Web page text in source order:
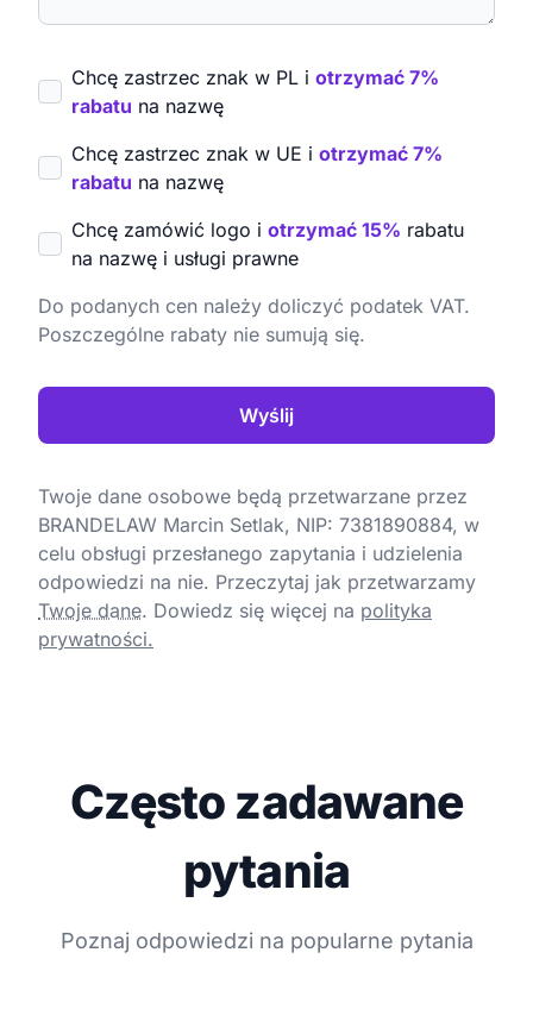
Chcę zastrzec znak w PL i otrzymać 7%
rabatu na nazwę
Chcę zastrzec znak w UE i otrzymać 7%
rabatu na nazwę
Chcę zamówić logo i otrzymać 15% rabatu
na nazwę i usługi prawne
Do podanych cen należy doliczyć podatek VAT.
Poszczególne rabaty nie sumują się.
Wyślij
Twoje dane osobowe będą przetwarzane przez
BRANDELAW Marcin Setlak, NIP: 7381890884, w
celu obsługi przesłanego zapytania i udzielenia
odpowiedzi na nie. Przeczytaj jak przetwarzamy
Twoje dane. Dowiedz się więcej na polityka
prywatności.
Często zadawane
pytania
Poznaj odpowiedzi na popularne pytania